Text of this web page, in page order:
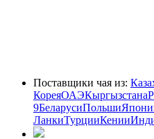
Поставщики чая из:
КореяОАЭКыргызстана
9БеларусиПольши
ЛанкиТурцииКении